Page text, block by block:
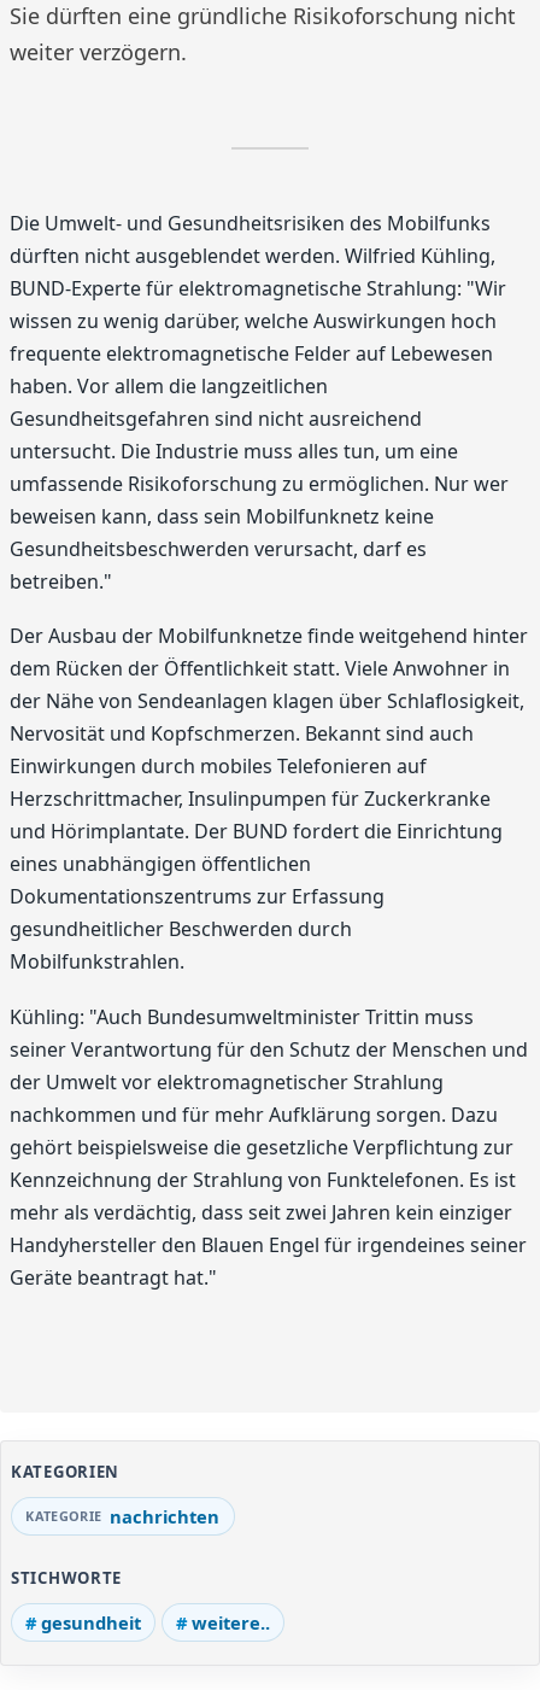
Sie dürften eine gründliche Risikoforschung nicht
weiter verzögern.
Die Umwelt- und Gesundheitsrisiken des Mobilfunks
dürften nicht ausgeblendet werden. Wilfried Kühling,
BUND-Experte für elektromagnetische Strahlung: "Wir
wissen zu wenig darüber, welche Auswirkungen hoch
frequente elektromagnetische Felder auf Lebewesen
haben. Vor allem die langzeitlichen
Gesundheitsgefahren sind nicht ausreichend
untersucht. Die Industrie muss alles tun, um eine
umfassende Risikoforschung zu ermöglichen. Nur wer
beweisen kann, dass sein Mobilfunknetz keine
Gesundheitsbeschwerden verursacht, darf es
betreiben."
Der Ausbau der Mobilfunknetze finde weitgehend hinter
dem Rücken der Öffentlichkeit statt. Viele Anwohner in
der Nähe von Sendeanlagen klagen über Schlaflosigkeit,
Nervosität und Kopfschmerzen. Bekannt sind auch
Einwirkungen durch mobiles Telefonieren auf
Herzschrittmacher, Insulinpumpen für Zuckerkranke
und Hörimplantate. Der BUND fordert die Einrichtung
eines unabhängigen öffentlichen
Dokumentationszentrums zur Erfassung
gesundheitlicher Beschwerden durch
Mobilfunkstrahlen.
Kühling: "Auch Bundesumweltminister Trittin muss
seiner Verantwortung für den Schutz der Menschen und
der Umwelt vor elektromagnetischer Strahlung
nachkommen und für mehr Aufklärung sorgen. Dazu
gehört beispielsweise die gesetzliche Verpflichtung zur
Kennzeichnung der Strahlung von Funktelefonen. Es ist
mehr als verdächtig, dass seit zwei Jahren kein einziger
Handyhersteller den Blauen Engel für irgendeines seiner
Geräte beantragt hat."
KATEGORIEN
nachrichten
STICHWORTE
gesundheit weitere..